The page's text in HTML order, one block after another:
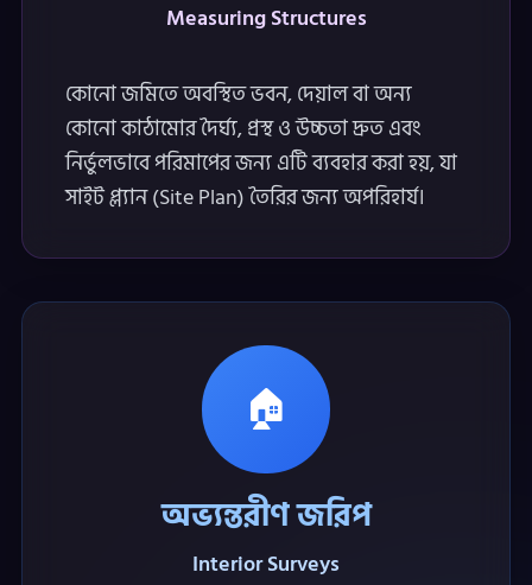
Measuring Structures
কোনো জমিতে অবস্থিত ভবন, দেয়াল বা অন্য
কোনো কাঠামোর দৈর্ঘ্য, প্রস্থ ও উচ্চতা দ্রুত এবং
নির্ভুলভাবে পরিমাপের জন্য এটি ব্যবহার করা হয়, যা
সাইট প্ল্যান (Site Plan) তৈরির জন্য অপরিহার্য।
🏠
অভ্যন্তরীণ জরিপ
Interior Surveys